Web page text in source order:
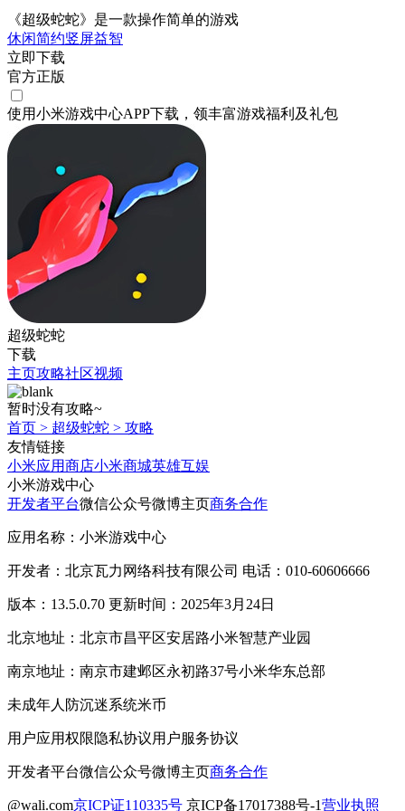
《超级蛇蛇》是一款操作简单的游戏
休闲简约竖屏益智
立即下载
官方正版
使用小米游戏中心APP下载 ，领丰富游戏福利 及礼包
超级蛇蛇
下载
主页攻略社区视频
暂时没有攻略~
首页 > 超级蛇蛇 > 攻略
友情链接
小米应用商店小米商城英雄互娱
小米游戏中心
开发者平台微信公众号微博主页商务合作
应用名称：小米游戏中心
开发者：北京瓦力网络科技有限公司 电话：010-60606666
版本：13.5.0.70 更新时间：2025年3月24日
北京地址：北京市昌平区安居路小米智慧产业园
南京地址：南京市建邺区永初路37号小米华东总部
未成年人防沉迷系统米币
用户应用权限隐私协议用户服务协议
开发者平台微信公众号微博主页商务合作
@wali.com京ICP证110335号 京ICP备17017388号-1营业执照